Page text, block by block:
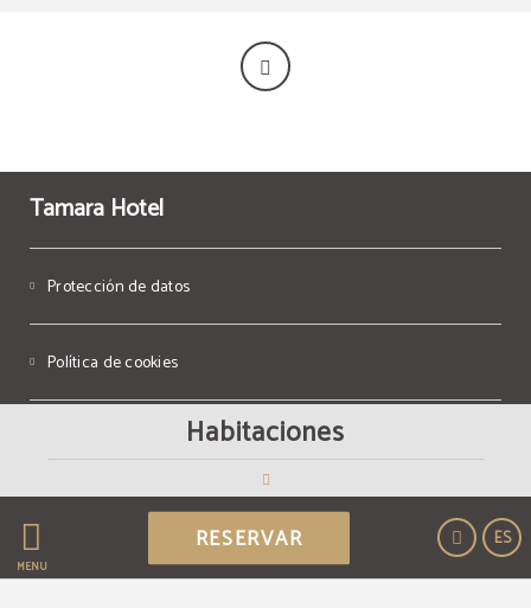
MENÚ
ES
RESERVAR
Habitaciones
Tamara Hotel
Protección de datos
Política de cookies
Powered by Keytel